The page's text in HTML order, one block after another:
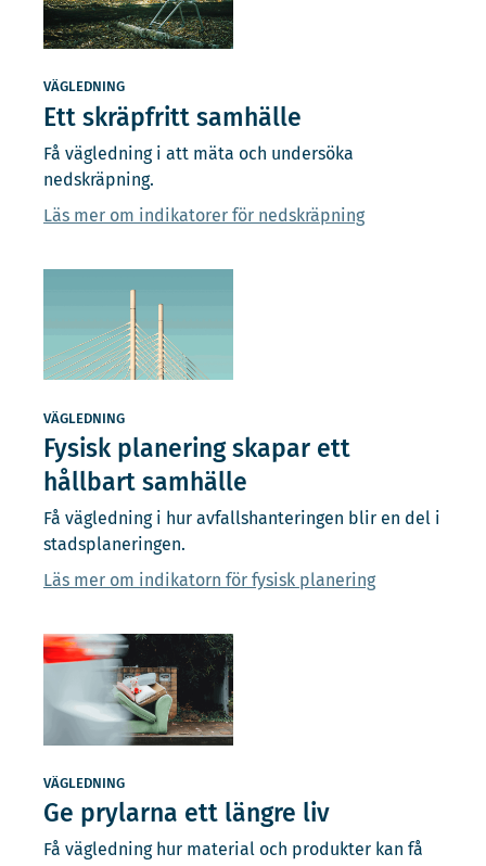
VÄGLEDNING
Ett skräpfritt samhälle
Få vägledning i att mäta och undersöka
nedskräpning.
Läs mer om indikatorer för nedskräpning
VÄGLEDNING
Fysisk planering skapar ett
hållbart samhälle
Få vägledning i hur avfallshanteringen blir en del i
stadsplaneringen.
Läs mer om indikatorn för fysisk planering
VÄGLEDNING
Ge prylarna ett längre liv
Få vägledning hur material och produkter kan få